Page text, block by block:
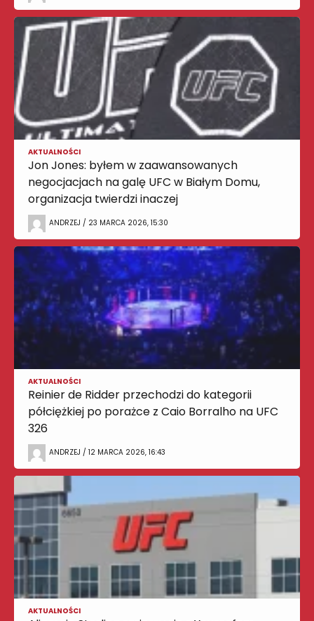
AKTUALNOŚCI
Jon Jones: byłem w zaawansowanych
negocjacjach na galę UFC w Białym Domu,
organizacja twierdzi inaczej
ANDRZEJ / 23 MARCA 2026, 15:30
AKTUALNOŚCI
Reinier de Ridder przechodzi do kategorii
półciężkiej po porażce z Caio Borralho na UFC
326
ANDRZEJ / 12 MARCA 2026, 16:43
AKTUALNOŚCI